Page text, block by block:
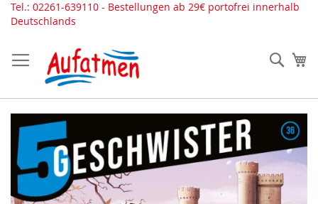
Direkt
zum
Tel.: 02261-639110 - Bestellungen ab 29€ portofrei innerhalb
Deutschlands
Ende
der
Bildergalerie
springen